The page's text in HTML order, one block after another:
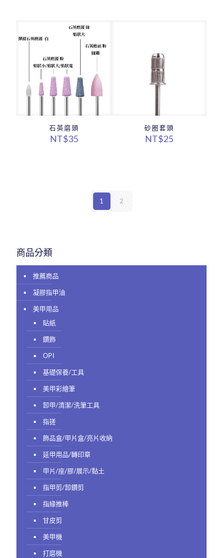
石英磨頭
NT$35
砂圈套頭
NT$25
1 2
商品分類
推薦商品
凝膠指甲油
美甲用品
貼紙
鑽飾
OPI
基礎保養/工具
美甲彩繪筆
卸甲/清潔/洗筆工具
指搓
飾品盒/甲片盒/亮片收納
延甲用品/轉印章
甲片/座/膠/展示/黏土
指甲剪/卸鑽剪
指緣推棒
甘皮剪
美甲機
打磨機